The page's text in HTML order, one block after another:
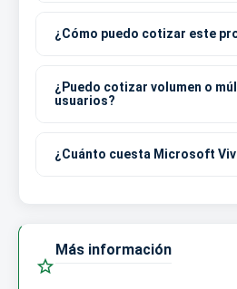
¿Cómo puedo cotizar este
¿Puedo cotizar volumen o
usuarios?
¿Cuánto cuesta Microsoft

Más información